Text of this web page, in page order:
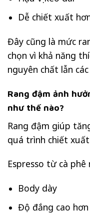
Dễ chiết xuất
Đây cũng là mức
chọn vì khả năng
nguyên chất lẫn
Rang đậm ảnh
như thế nào?
Rang đậm giúp
quá trình chiết
Espresso từ cà
Body dày
Độ đắng cao hơn